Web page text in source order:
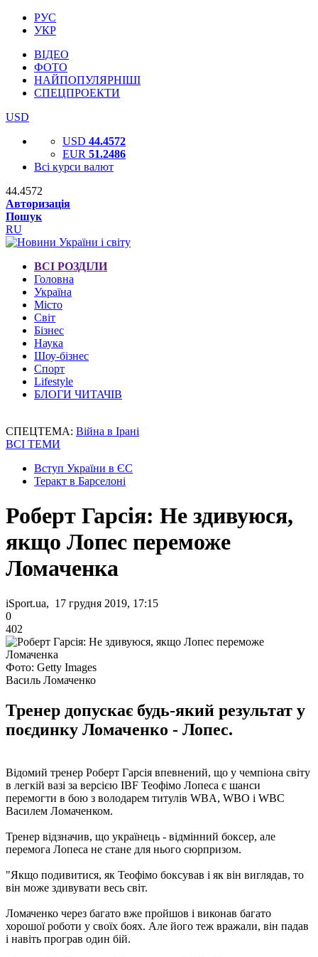
РУС
УКР
ВІДЕО
ФОТО
НАЙПОПУЛЯРНІШІ
СПЕЦПРОЕКТИ
USD
USD 44.4572
EUR 51.2486
Всі курси валют
44.4572
Авторизація
Пошук
RU
ВСІ РОЗДІЛИ
Головна
Україна
Місто
Світ
Бізнес
Наука
Шоу-бізнес
Спорт
Lifestyle
БЛОГИ ЧИТАЧІВ
СПЕЦТЕМА: Війна в Ірані
ВСІ ТЕМИ
Вступ України в ЄС
Теракт в Барселоні
Роберт Гарсія: Не здивуюся,
якщо Лопес переможе
Ломаченка
iSport.ua, 17 грудня 2019, 17:15
0
402
Фото: Getty Images
Василь Ломаченко
Тренер допускає будь-який результат у
поєдинку Ломаченко - Лопес.
Відомий тренер Роберт Гарсія впевнений, що у чемпіона світу
в легкій вазі за версією IBF Теофімо Лопеса є шанси
перемогти в бою з володарем титулів WBA, WBO і WBC
Василем Ломаченком.
Тренер відзначив, що українець - відмінний боксер, але
перемога Лопеса не стане для нього сюрпризом.
"Якщо подивитися, як Теофімо боксував і як він виглядав, то
він може здивувати весь світ.
Ломаченко через багато вже пройшов і виконав багато
хорошої роботи у своїх боях. Але його теж вражали, він падав
і навіть програв один бій.